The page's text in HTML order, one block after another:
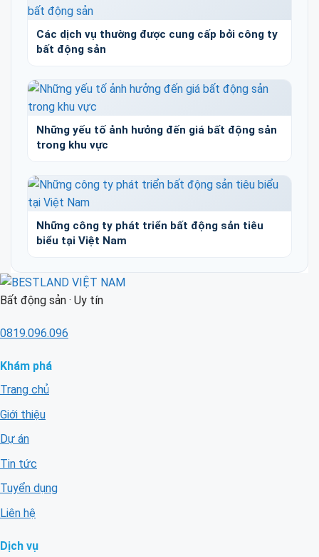
Các dịch vụ thường được cung cấp bởi công ty
bất động sản
Những yếu tố ảnh hưởng đến giá bất động sản
trong khu vực
Những công ty phát triển bất động sản tiêu
biểu tại Việt Nam
Bất động sản · Uy tín
0819.096.096
Khám phá
Trang chủ
Giới thiệu
Dự án
Tin tức
Tuyển dụng
Liên hệ
Dịch vụ